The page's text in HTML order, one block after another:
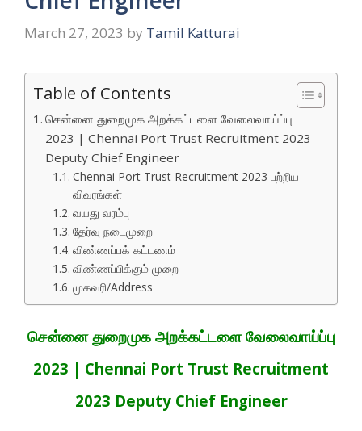
March 27, 2023 by Tamil Katturai
Table of Contents
சென்னை துறைமுக அறக்கட்டளை வேலைவாய்ப்பு
2023 | Chennai Port Trust Recruitment 2023
Deputy Chief Engineer
Chennai Port Trust Recruitment 2023 பற்றிய
விவரங்கள்
வயது வரம்பு
தேர்வு நடைமுறை
விண்ணப்பக் கட்டணம்
விண்ணப்பிக்கும் முறை
முகவரி/Address
சென்னை துறைமுக அறக்கட்டளை வேலைவாய்ப்பு
2023 | Chennai Port Trust Recruitment
2023 Deputy Chief Engineer